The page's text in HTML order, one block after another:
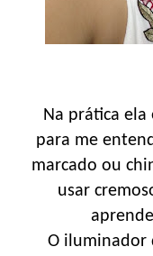
Na prática
para me
marcado ou
usar
O iluminador